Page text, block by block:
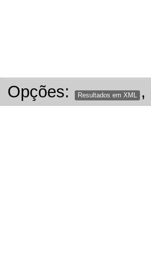
Opções: Resultados em XML ,